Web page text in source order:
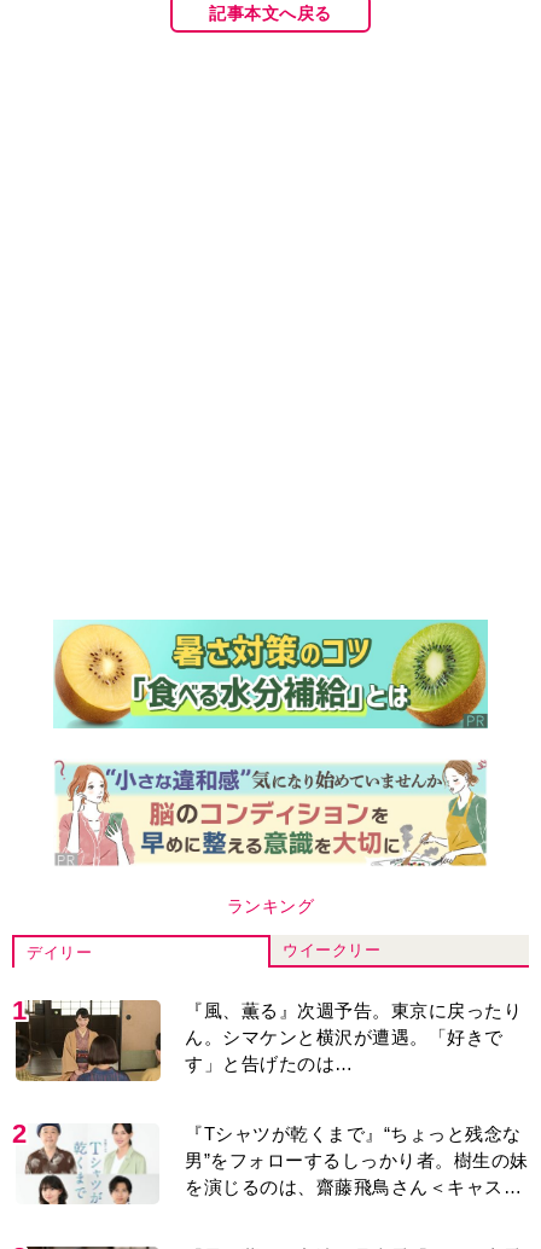
『Tシャツが乾くまで』“ちょっと残念な
男”をフォローするしっかり者。樹生の妹
を演じるのは、齋藤飛鳥さん＜キャスト
紹介＞
『風、薫る』主演の見上愛「りんは恋愛
に鈍感。やっと自分の気持ちを自覚する
ように」
演歌歌手・市川由紀乃「更年期かと思っ
を経て復帰。若くして逝った兄の手紙を
5
来週の『風、薫る』あらすじ。派出看護
を軌道に乗せようと懸命に働く直美。そ
してついに＜あの人＞が…＜ネタバレあ
6
『風、薫る』見上愛「りんの心が病気に
なっていく演技が難しくて。看護は想像
以上に心を使う仕事」